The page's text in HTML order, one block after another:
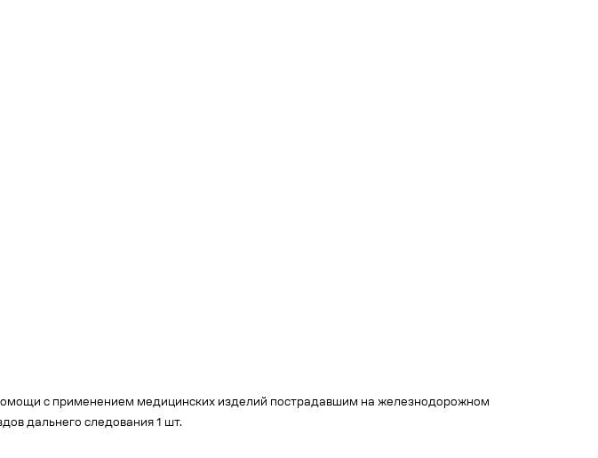
с применением медицинских изделий пострадавшим на железнодорожном
дальнего следования 1 шт.